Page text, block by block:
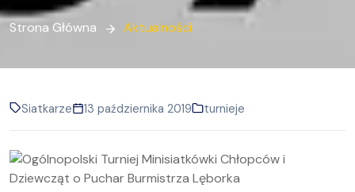
Strona Główna Aktualności
Siatkarze 13 października 2019 turnieje